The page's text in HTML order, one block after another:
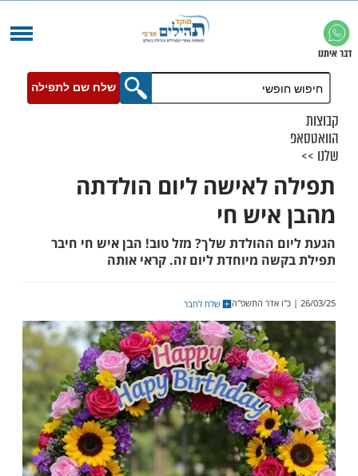
שלח שם לתפילה
לאישה ליום הולדתה
חי
ההולדת שלך? מזל טוב! הבן איש חי חיבר
מיוחדת ליום זה. קראי אותה
שלח לחבר